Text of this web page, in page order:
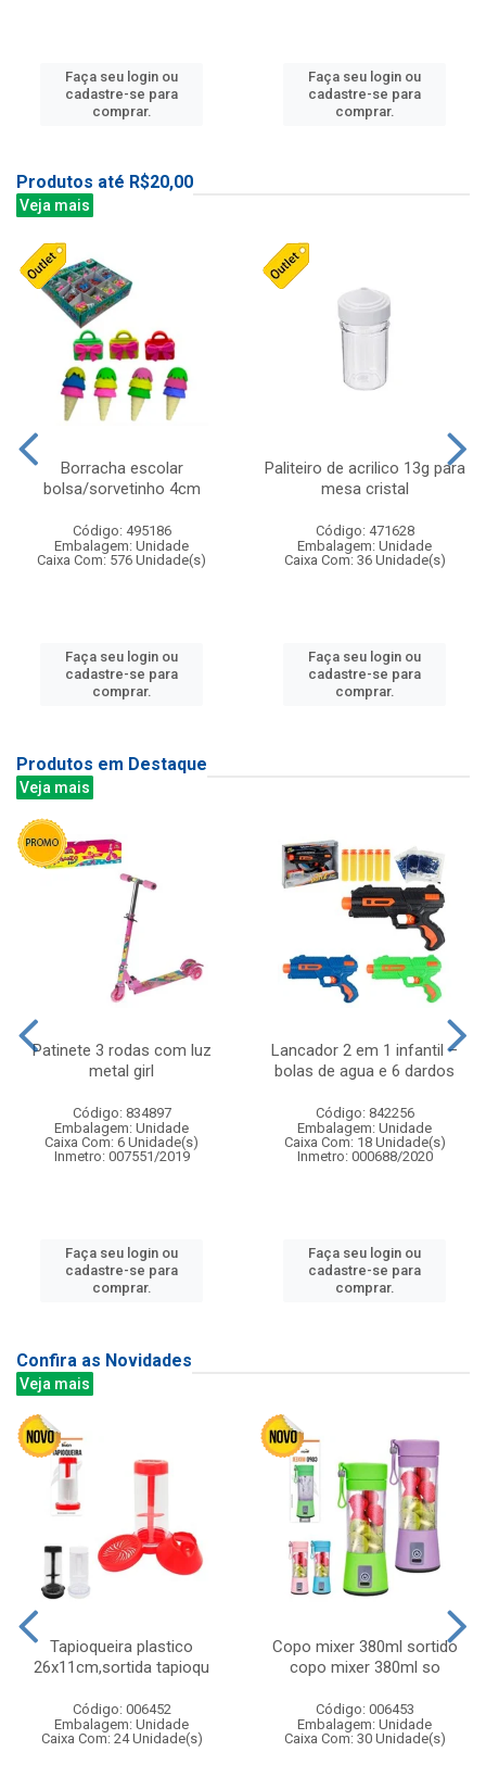
Faça seu login ou
cadastre-se para
comprar.
Faça seu login ou
cadastre-se para
comprar.
Produtos até R$20,00
Veja mais
Borracha escolar
bolsa/sorvetinho 4cm
Código: 495186
Embalagem: Unidade
Caixa Com: 576 Unidade(s)
Faça seu login ou
cadastre-se para
comprar.
Paliteiro de acrilico 13g para
mesa cristal
Código: 471628
Embalagem: Unidade
Caixa Com: 36 Unidade(s)
Faça seu login ou
cadastre-se para
comprar.
Produtos em Destaque
Veja mais
Patinete 3 rodas com luz
metal girl
Código: 834897
Embalagem: Unidade
Caixa Com: 6 Unidade(s)
Inmetro: 007551/2019
Faça seu login ou
cadastre-se para
comprar.
Lancador 2 em 1 infantil –
bolas de agua e 6 dardos
Código: 842256
Embalagem: Unidade
Caixa Com: 18 Unidade(s)
Inmetro: 000688/2020
Faça seu login ou
cadastre-se para
comprar.
Confira as Novidades
Veja mais
Tapioqueira plastico
26x11cm,sortida tapioqu
Código: 006452
Embalagem: Unidade
Caixa Com: 24 Unidade(s)
Copo mixer 380ml sortido
copo mixer 380ml so
Código: 006453
Embalagem: Unidade
Caixa Com: 30 Unidade(s)